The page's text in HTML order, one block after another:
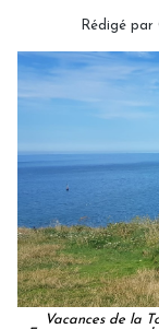
Rédigé par
Vacances de la